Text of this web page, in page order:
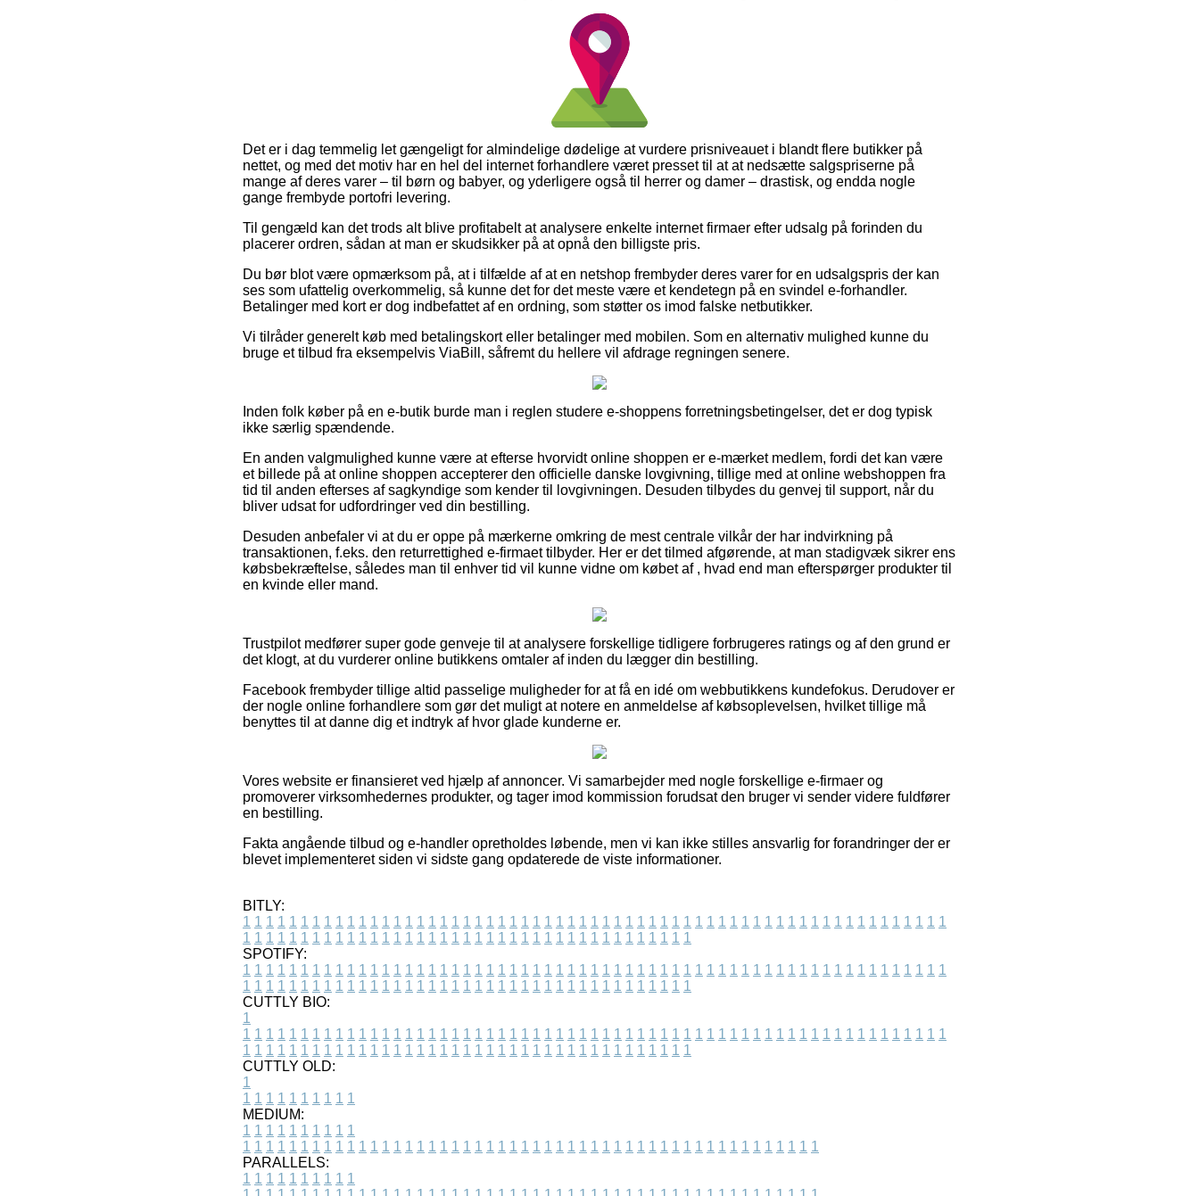
Det er i dag temmelig let gængeligt for almindelige dødelige at vurdere prisniveauet i blandt flere butikker på
nettet, og med det motiv har en hel del internet forhandlere været presset til at at nedsætte salgspriserne på
mange af deres varer – til børn og babyer, og yderligere også til herrer og damer – drastisk, og endda nogle
gange frembyde portofri levering.
Til gengæld kan det trods alt blive profitabelt at analysere enkelte internet firmaer efter udsalg på forinden du
placerer ordren, sådan at man er skudsikker på at opnå den billigste pris.
Du bør blot være opmærksom på, at i tilfælde af at en netshop frembyder deres varer for en udsalgspris der kan
ses som ufattelig overkommelig, så kunne det for det meste være et kendetegn på en svindel e-forhandler.
Betalinger med kort er dog indbefattet af en ordning, som støtter os imod falske netbutikker.
Vi tilråder generelt køb med betalingskort eller betalinger med mobilen. Som en alternativ mulighed kunne du
bruge et tilbud fra eksempelvis ViaBill, såfremt du hellere vil afdrage regningen senere.
Inden folk køber på en e-butik burde man i reglen studere e-shoppens forretningsbetingelser, det er dog typisk
ikke særlig spændende.
En anden valgmulighed kunne være at efterse hvorvidt online shoppen er e-mærket medlem, fordi det kan være
et billede på at online shoppen accepterer den officielle danske lovgivning, tillige med at online webshoppen fra
tid til anden efterses af sagkyndige som kender til lovgivningen. Desuden tilbydes du genvej til support, når du
bliver udsat for udfordringer ved din bestilling.
Desuden anbefaler vi at du er oppe på mærkerne omkring de mest centrale vilkår der har indvirkning på
transaktionen, f.eks. den returrettighed e-firmaet tilbyder. Her er det tilmed afgørende, at man stadigvæk sikrer ens
købsbekræftelse, således man til enhver tid vil kunne vidne om købet af , hvad end man efterspørger produkter til
en kvinde eller mand.
Trustpilot medfører super gode genveje til at analysere forskellige tidligere forbrugeres ratings og af den grund er
det klogt, at du vurderer online butikkens omtaler af inden du lægger din bestilling.
Facebook frembyder tillige altid passelige muligheder for at få en idé om webbutikkens kundefokus. Derudover er
der nogle online forhandlere som gør det muligt at notere en anmeldelse af købsoplevelsen, hvilket tillige må
benyttes til at danne dig et indtryk af hvor glade kunderne er.
Vores website er finansieret ved hjælp af annoncer. Vi samarbejder med nogle forskellige e-firmaer og
promoverer virksomhedernes produkter, og tager imod kommission forudsat den bruger vi sender videre fuldfører
en bestilling.
Fakta angående tilbud og e-handler opretholdes løbende, men vi kan ikke stilles ansvarlig for forandringer der er
blevet implementeret siden vi sidste gang opdaterede de viste informationer.
BITLY:
1 1 1 1 1 1 1 1 1 1 1 1 1 1 1 1 1 1 1 1 1 1 1 1 1 1 1 1 1 1 1 1 1 1 1 1 1 1 1 1 1 1 1 1 1 1 1 1 1 1 1 1 1 1 1 1 1 1 1 1 1
1 1 1 1 1 1 1 1 1 1 1 1 1 1 1 1 1 1 1 1 1 1 1 1 1 1 1 1 1 1 1 1 1 1 1 1 1 1 1
SPOTIFY:
1 1 1 1 1 1 1 1 1 1 1 1 1 1 1 1 1 1 1 1 1 1 1 1 1 1 1 1 1 1 1 1 1 1 1 1 1 1 1 1 1 1 1 1 1 1 1 1 1 1 1 1 1 1 1 1 1 1 1 1 1
1 1 1 1 1 1 1 1 1 1 1 1 1 1 1 1 1 1 1 1 1 1 1 1 1 1 1 1 1 1 1 1 1 1 1 1 1 1 1
CUTTLY BIO:
1
1 1 1 1 1 1 1 1 1 1 1 1 1 1 1 1 1 1 1 1 1 1 1 1 1 1 1 1 1 1 1 1 1 1 1 1 1 1 1 1 1 1 1 1 1 1 1 1 1 1 1 1 1 1 1 1 1 1 1 1 1
1 1 1 1 1 1 1 1 1 1 1 1 1 1 1 1 1 1 1 1 1 1 1 1 1 1 1 1 1 1 1 1 1 1 1 1 1 1 1
CUTTLY OLD:
1
1 1 1 1 1 1 1 1 1 1
MEDIUM:
1 1 1 1 1 1 1 1 1 1
1 1 1 1 1 1 1 1 1 1 1 1 1 1 1 1 1 1 1 1 1 1 1 1 1 1 1 1 1 1 1 1 1 1 1 1 1 1 1 1 1 1 1 1 1 1 1 1 1 1
PARALLELS:
1 1 1 1 1 1 1 1 1 1